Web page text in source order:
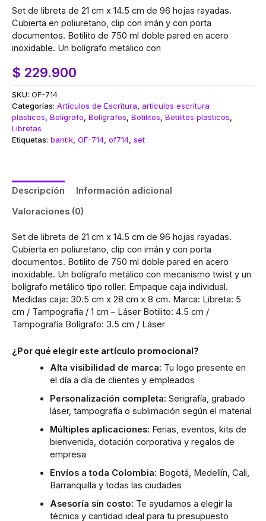
Set de libreta de 21 cm x 14.5 cm de 96 hojas rayadas.
Cubierta en poliuretano, clip con imán y con porta
documentos. Botilito de 750 ml doble pared en acero
inoxidable. Un bolígrafo metálico con
$ 229.900
SKU: OF-714
Categorías: Artículos de Escritura, articulos escritura
plasticos, Bolígrafo, Bolígrafos, Botilitos, Botilitos plasticos,
Libretas
Etiquetas: bantik, OF-714, of714, set
Descripción
Información adicional
Valoraciones (0)
Set de libreta de 21 cm x 14.5 cm de 96 hojas rayadas.
Cubierta en poliuretano, clip con imán y con porta
documentos. Botilito de 750 ml doble pared en acero
inoxidable. Un bolígrafo metálico con mecanismo twist y un
bolígrafo metálico tipo roller. Empaque caja individual.
Medidas caja: 30.5 cm x 28 cm x 8 cm. Marca: Libreta: 5
cm / Tampografía / 1 cm – Láser Botilito: 4.5 cm /
Tampografía Bolígrafo: 3.5 cm / Láser
¿Por qué elegir este artículo promocional?
Alta visibilidad de marca: Tu logo presente en
el día a día de clientes y empleados
Personalización completa: Serigrafía, grabado
láser, tampografía o sublimación según el material
Múltiples aplicaciones: Ferias, eventos, kits de
bienvenida, dotación corporativa y regalos de
empresa
Envíos a toda Colombia: Bogotá, Medellín, Cali,
Barranquilla y todas las ciudades
Asesoría sin costo: Te ayudamos a elegir la
técnica y cantidad ideal para tu presupuesto